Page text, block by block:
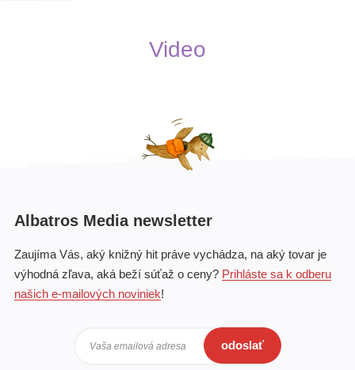
Video
Albatros Media newsletter
Zaujíma Vás, aký knižný hit práve vychádza, na aký tovar je
výhodná zľava, aká beží súťaž o ceny? Prihláste sa k odberu
našich e-mailových noviniek!
Vaša emailová adresa odoslať